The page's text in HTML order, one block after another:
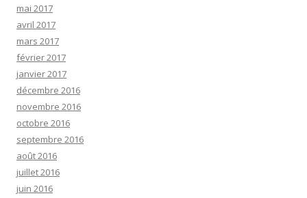
mai 2017
avril 2017
mars 2017
février 2017
janvier 2017
décembre 2016
novembre 2016
octobre 2016
septembre 2016
août 2016
juillet 2016
juin 2016